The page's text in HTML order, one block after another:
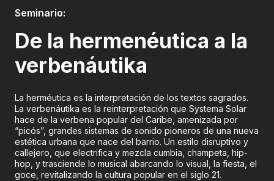
Seminario:
De la hermenéutica a la
verbenáutika
La herméutica es la interpretación de los textos sagrados.
La verbenáutika es la reinterpretación que Systema Solar
hace de la verbena popular del Caribe, amenizada por
“picós”, grandes sistemas de sonido pioneros de una nueva
estética urbana que nace del barrio. Un estilo disruptivo y
callejero, que electrifica y mezcla cumbia, champeta, hip-
hop, y trasciende lo musical abarcando lo visual, la fiesta, el
goce, revitalizando la cultura popular en el siglo 21.